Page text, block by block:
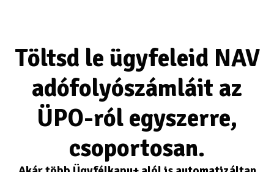
Töltsd le ügyfeleid NAV
adófolyószámláit az
ÜPO-ról egyszerre,
csoportosan.